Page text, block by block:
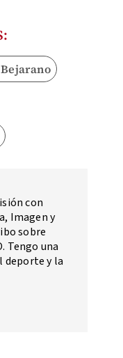
con
Imagen y
sobre
Tengo una
deporte y la